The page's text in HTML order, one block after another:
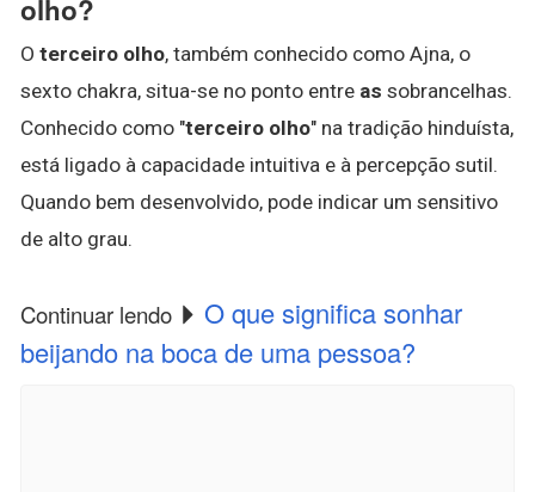
olho?
O terceiro olho, também conhecido como Ajna, o
sexto chakra, situa-se no ponto entre as sobrancelhas.
Conhecido como "terceiro olho" na tradição hinduísta,
está ligado à capacidade intuitiva e à percepção sutil.
Quando bem desenvolvido, pode indicar um sensitivo
de alto grau.
Continuar lendo
O que significa sonhar
beijando na boca de uma pessoa?